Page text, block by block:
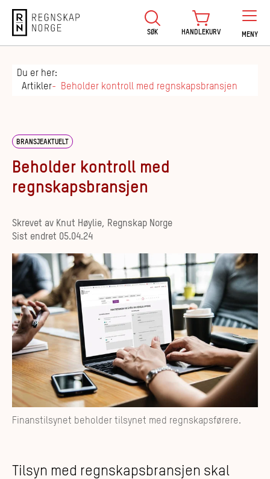
Regnskap Norge
SØK HANDLEKURV MENY
Du er her:
Artikler
Beholder kontroll med regnskapsbransjen
BRANSJEAKTUELT
Beholder kontroll med
regnskapsbransjen
Skrevet av Knut Høylie, Regnskap Norge
Sist endret 05.04.24
Finanstilsynet beholder tilsynet med regnskapsførere.
Tilsyn med regnskapsbransjen skal